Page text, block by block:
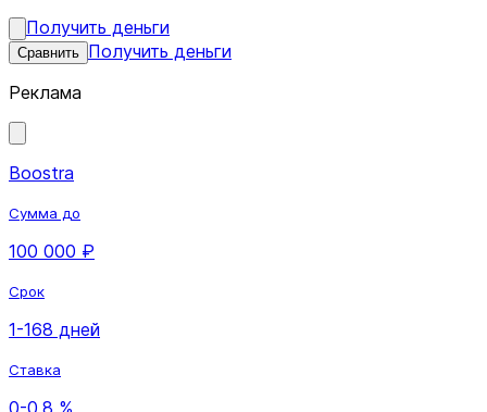
Получить деньги
Сравнить Получить деньги
Реклама
Boostra
Сумма до
100 000 ₽
Срок
1-168 дней
Ставка
0-0,8 %